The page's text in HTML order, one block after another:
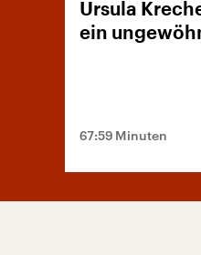
Ursula
ein
67:59 Minuten